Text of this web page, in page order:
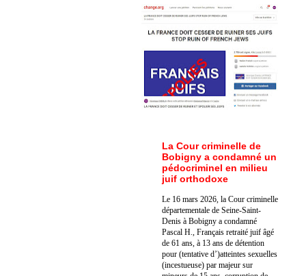
La Cour criminelle de
Bobigny a condamné un
pédocriminel en milieu
juif orthodoxe
Le 16 mars 2026, la Cour criminelle
départementale de Seine-Saint-
Denis à Bobigny a condamné
Pascal H., Français retraité juif âgé
de 61 ans, à 13 ans de détention
pour (tentative d’)atteintes sexuelles
(incestueuse) par majeur sur